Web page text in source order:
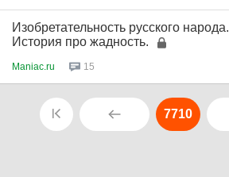
Изобретательность русского народа.
История про жадность.
Maniac.ru 15
7710